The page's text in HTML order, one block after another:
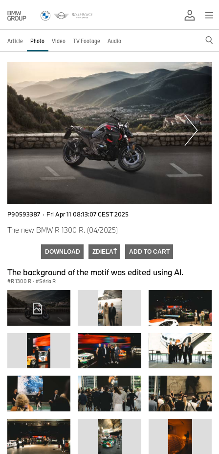
Article Photo Video TV Footage Audio
P90593387 · Fri Apr 11 08:13:07 CEST 2025
The new BMW R 1300 R. (04/2025)
DOWNLOAD ZDIEĽAŤ ADD TO CART
The background of the motif was edited using AI.
R 1300 R · Séria R